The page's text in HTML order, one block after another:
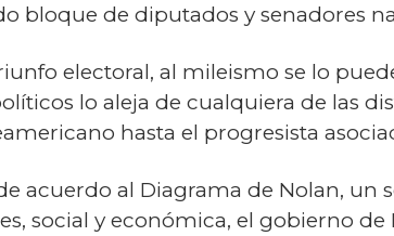
bloque de diputados y senadores
electoral, al mileismo se lo
lo aleja de cualquiera de las
hasta el progresista
acuerdo al Diagrama de Nolan,
social y económica, el gobierno